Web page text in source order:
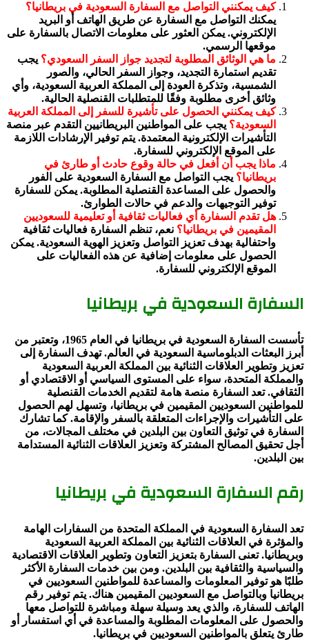
كيف يمكنني التواصل مع السفارة السعودية في بريطانيا؟
يمكنك التواصل مع السفارة عن طريق الهاتف أو البريد
الإلكتروني. يمكن العثور على معلومات الاتصال بالسفارة على
موقعها الرسمي.
ما هي الوثائق المطلوبة لتجديد جواز السفر السعودي؟ يجب
تقديم استمارة التجديد، وجواز السفر الحالي، والصور
الشمسية، وتذكرة العودة إلى المملكة العربية السعودية، وأي
وثائق أخرى مطلوبة وفقًا للمتطلبات القنصلية الحالية.
كيف يمكنني الحصول على تأشيرة للسفر إلى المملكة العربية
السعودية؟ يجب على المواطنين البريطانيين التقدم عبر منصة
التأشيرات الإلكترونية المعتمدة. يتم توفير الإرشادات اللازمة
على الموقع الإلكتروني للسفارة.
ماذا يجب أن أفعل في حالة وقوع حادث أو طارئ في
بريطانيا؟ يجب التواصل مع السفارة السعودية على الفور
والحصول على المساعدة القنصلية المطلوبة. يمكن للسفارة
توفير التوجيهات والدعم في حالات الطوارئ.
هل تقدم السفارة أي فعاليات ثقافية أو تعليمية للسعوديين
المقيمين في بريطانيا؟ نعم، تنظم السفارة فعاليات ثقافية
واحتفالية بهدف تعزيز التواصل وتعزيز الهوية السعودية. يمكن
الحصول على معلومات إضافية عن هذه الفعاليات على
الموقع الإلكتروني للسفارة.
السفارة السعودية في بريطانيا
تأسست السفارة السعودية في بريطانيا في العام 1965، وتعتبر من
أبرز البعثات الدبلوماسية السعودية في العالم. تهدف السفارة إلى
تعزيز وتطوير العلاقات الثنائية بين المملكة العربية السعودية
والمملكة المتحدة، سواء على المستوى السياسي أو الاقتصادي أو
الثقافي. تعد السفارة منصة هامة لتقديم الخدمات القنصلية
للمواطنين السعوديين المقيمين في بريطانيا، وتسهل لهم الحصول
على التأشيرات والإجراءات المتعلقة بالسفر والإقامة. كما تشارك
السفارة في توثيق التعاون بين البلدين في مختلف المجالات، من
أجل تحقيق المصالح المشتركة وتعزيز العلاقات الثنائية المستدامة
بين البلدين.
رقم السفارة السعودية في بريطانيا
تعد السفارة السعودية في المملكة المتحدة من السفارات الهامة
والمؤثرة في العلاقات الثنائية بين المملكة العربية السعودية
وبريطانيا. تعنى السفارة بتعزيز التعاون وتطوير العلاقات الاقتصادية
والسياسية والثقافية بين البلدين. ومن بين خدمات السفارة الأكثر
طلبًا هو توفير المعلومات والمساعدة للمواطنين السعوديين في
بريطانيا وبالتواصل مع السعوديين المقيمين هناك. يتم توفير رقم
الهاتف للسفارة، والذي يعد وسيلة سهلة ومباشرة للتواصل معها
والحصول على المعلومات المطلوبة والمساعدة في أي استفسار أو
طارئ يتعلق بالمواطنين السعوديين في بريطانيا.